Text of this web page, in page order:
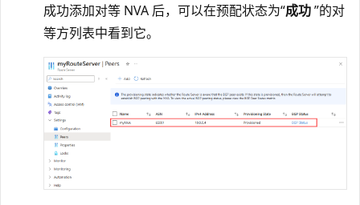
成功添加对等 NVA 后，可以在预配状态为“成功”的对
等方列表中看到它。